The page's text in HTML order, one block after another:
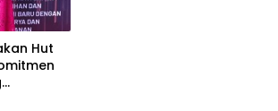
Hut